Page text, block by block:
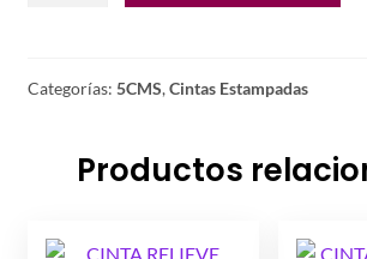
AZUL
cantidad
Categorías: 5CMS,Cintas Estampadas
Productos